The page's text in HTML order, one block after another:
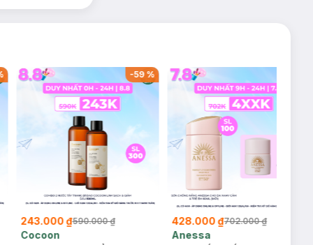
-59%
243.000 ₫590.000 ₫
Cocoon
428.000 ₫702.000 ₫
Anessa